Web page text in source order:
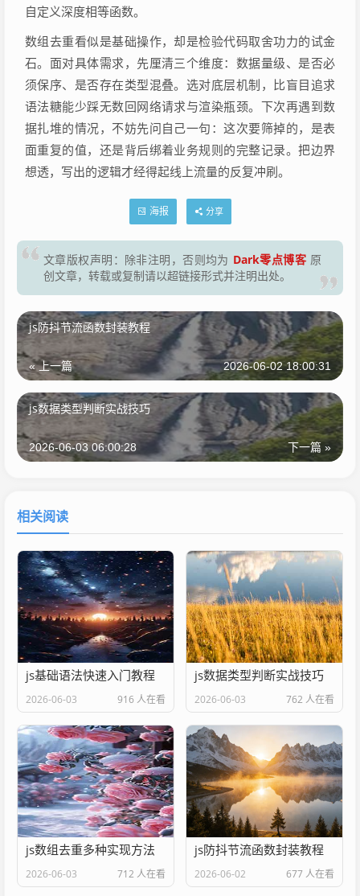
自定义深度相等函数。
数组去重看似是基础操作，却是检验代码取舍功力的试金
石。面对具体需求，先厘清三个维度：数据量级、是否必
须保序、是否存在类型混叠。选对底层机制，比盲目追求
语法糖能少踩无数回网络请求与渲染瓶颈。下次再遇到数
据扎堆的情况，不妨先问自己一句：这次要筛掉的，是表
面重复的值，还是背后绑着业务规则的完整记录。把边界
想透，写出的逻辑才经得起线上流量的反复冲刷。
海报 分享
文章版权声明：除非注明，否则均为 Dark零点博客 原
创文章，转载或复制请以超链接形式并注明出处。
js防抖节流函数封装教程
« 上一篇 2026-06-02 18:00:31
js数据类型判断实战技巧
下一篇 »
2026-06-03 06:00:28
相关阅读
js基础语法快速入门教程
2026-06-03 916 人在看
js数据类型判断实战技巧
2026-06-03 762 人在看
js数组去重多种实现方法
2026-06-03 712 人在看
js防抖节流函数封装教程
2026-06-02 677 人在看